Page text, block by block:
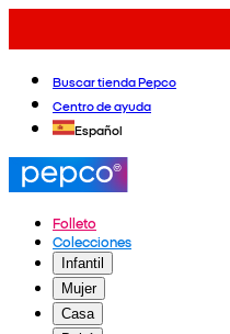
Buscar tienda Pepco
Centro de ayuda
Español
Folleto
Colecciones
Infantil
Mujer
Casa